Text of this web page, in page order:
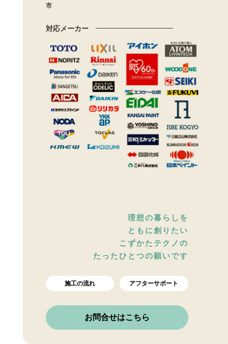
市
対応メーカー
理想の暮らしを
ともに創りたい
こずかたテクノの
たったひとつの願いです
施工の流れ アフターサポート
お問合せはこちら